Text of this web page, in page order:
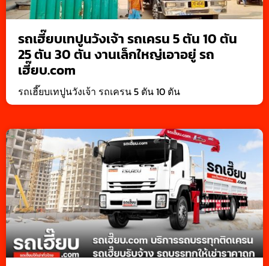
รถเฮี๊ยบเทปูนวังเจ้า รถเครน 5 ตัน 10 ตัน
25 ตัน 30 ตัน งานเล็กใหญ่เอาอยู่ รถ
เฮี๊ยบ.com
รถเฮี๊ยบเทปูนวังเจ้า รถเครน 5 ตัน 10 ตัน